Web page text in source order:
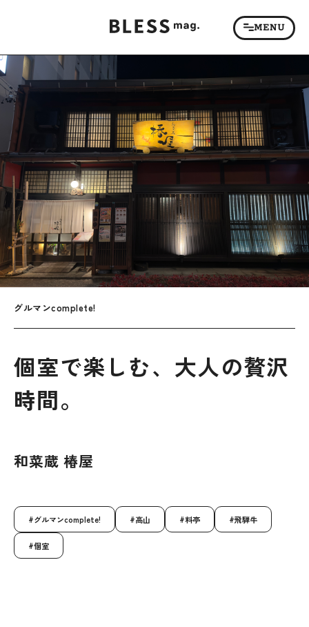
グルマンcomplete!
個室で楽しむ、大人の贅沢
時間。
和菜蔵 椿屋
グルマンcomplete! 高山 料亭 飛騨牛
個室